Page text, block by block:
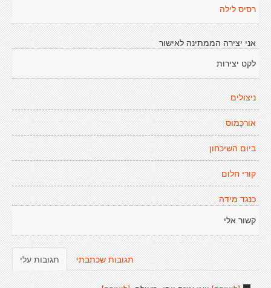
רסיס לילה
אני יצירה הממתינה לאישור
לקט יצירות
ניצולים
אורכָּמוּס
ביום השיכחון
קורי חלום
כנגד מידה
קשור אלי
תגובות עלי תגובות שכתבתי